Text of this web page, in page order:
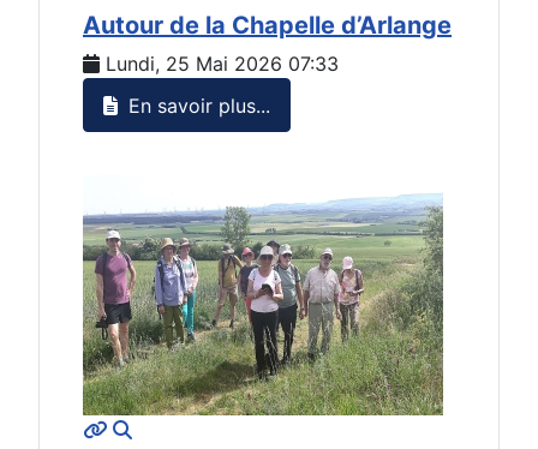
Autour de la Chapelle d’Arlange
Lundi, 25 Mai 2026 07:33
En savoir plus...
MOD_JTCS_VIEW_ARTICLE_LINK